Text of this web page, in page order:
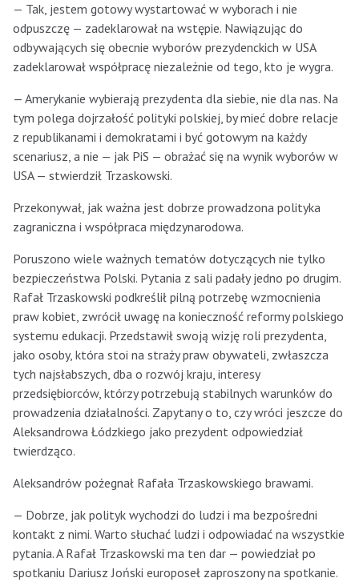
— Tak, jestem gotowy wystartować w wyborach i nie
odpuszczę — zadeklarował na wstępie. Nawiązując do
odbywających się obecnie wyborów prezydenckich w USA
zadeklarował współpracę niezależnie od tego, kto je wygra.
— Amerykanie wybierają prezydenta dla siebie, nie dla nas. Na
tym polega dojrzałość polityki polskiej, by mieć dobre relacje
z republikanami i demokratami i być gotowym na każdy
scenariusz, a nie — jak PiS — obrażać się na wynik wyborów w
USA — stwierdził Trzaskowski.
Przekonywał, jak ważna jest dobrze prowadzona polityka
zagraniczna i współpraca międzynarodowa.
Poruszono wiele ważnych tematów dotyczących nie tylko
bezpieczeństwa Polski. Pytania z sali padały jedno po drugim.
Rafał Trzaskowski podkreślił pilną potrzebę wzmocnienia
praw kobiet, zwrócił uwagę na konieczność reformy polskiego
systemu edukacji. Przedstawił swoją wizję roli prezydenta,
jako osoby, która stoi na straży praw obywateli, zwłaszcza
tych najsłabszych, dba o rozwój kraju, interesy
przedsiębiorców, którzy potrzebują stabilnych warunków do
prowadzenia działalności. Zapytany o to, czy wróci jeszcze do
Aleksandrowa Łódzkiego jako prezydent odpowiedział
twierdząco.
Aleksandrów pożegnał Rafała Trzaskowskiego brawami.
— Dobrze, jak polityk wychodzi do ludzi i ma bezpośredni
kontakt z nimi. Warto słuchać ludzi i odpowiadać na wszystkie
pytania. A Rafał Trzaskowski ma ten dar — powiedział po
spotkaniu Dariusz Joński europoseł zaproszony na spotkanie.